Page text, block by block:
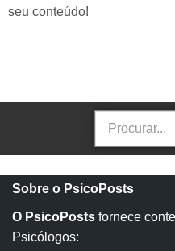
seu conteúdo!
Sobre o PsicoPosts
O PsicoPosts fornece
Psicólogos: